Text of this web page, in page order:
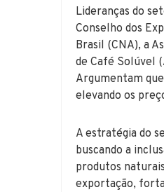
Lideranças do
Conselho dos
Brasil (CNA), a
de Café Solúvel
Argumentam
elevando os
A estratégia do
buscando a
produtos
exportação,